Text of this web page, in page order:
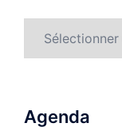
Agenda